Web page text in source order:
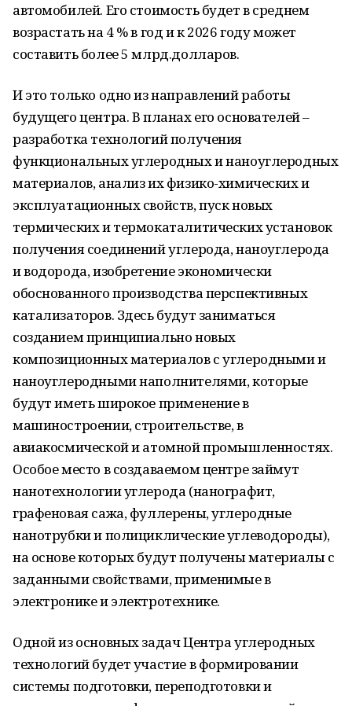
автомобилей. Его стоимость будет в среднем
возрастать на 4 % в год и к 2026 году может
составить более 5 млрд.долларов.
И это только одно из направлений работы
будущего центра. В планах его основателей –
разработка технологий получения
функциональных углеродных и наноуглеродных
материалов, анализ их физико-химических и
эксплуатационных свойств, пуск новых
термических и термокаталитических установок
получения соединений углерода, наноуглерода
и водорода, изобретение экономически
обоснованного производства перспективных
катализаторов. Здесь будут заниматься
созданием принципиально новых
композиционных материалов с углеродными и
наноуглеродными наполнителями, которые
будут иметь широкое применение в
машиностроении, строительстве, в
авиакосмической и атомной промышленностях.
Особое место в создаваемом центре займут
нанотехнологии углерода (нанографит,
графеновая сажа, фуллерены, углеродные
нанотрубки и полициклические углеводороды),
на основе которых будут получены материалы с
заданными свойствами, применимые в
электронике и электротехнике.
Одной из основных задач Центра углеродных
технологий будет участие в формировании
системы подготовки, переподготовки и